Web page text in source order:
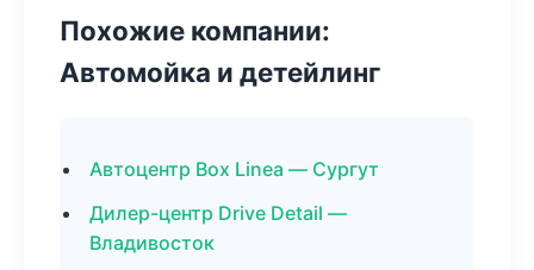
Похожие компании:
Автомойка и детейлинг
Автоцентр Box Linea — Сургут
Дилер-центр Drive Detail —
Владивосток